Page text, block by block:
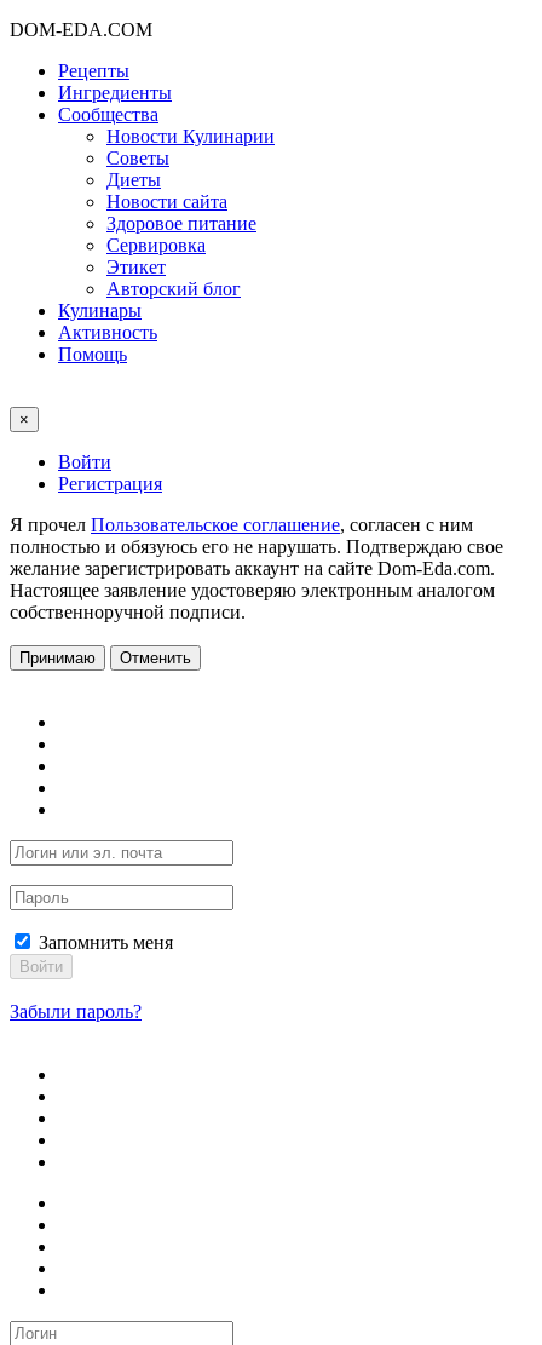
DOM-EDA.COM
Рецепты
Ингредиенты
Сообщества
Новости Кулинарии
Советы
Диеты
Новости сайта
Здоровое питание
Сервировка
Этикет
Авторский блог
Кулинары
Активность
Помощь
×
Войти
Регистрация
Я прочел Пользовательское соглашение, согласен с ним
полностью и обязуюсь его не нарушать. Подтверждаю свое
желание зарегистрировать аккаунт на сайте Dom-Eda.com.
Настоящее заявление удостоверяю электронным аналогом
собственноручной подписи.
Принимаю Отменить
Запомнить меня
Войти
Забыли пароль?